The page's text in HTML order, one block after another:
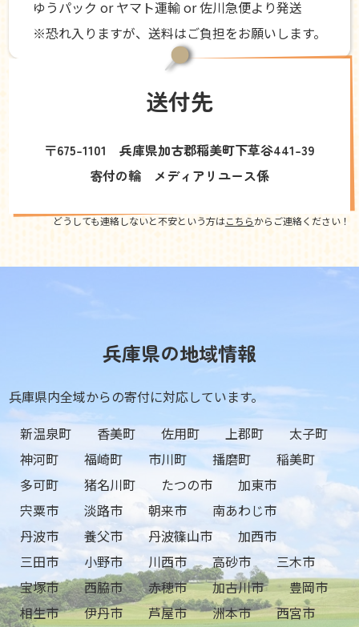
ゆうパック or ヤマト運輸 or 佐川急便より発送
※恐れ入りますが、送料はご負担をお願いします。
送付先
〒675-1101 兵庫県加古郡稲美町下草谷441-39
寄付の輪 メディアリユース係
どうしても連絡しないと不安という方はこちらからご連絡ください！
兵庫県の地域情報
兵庫県内全域からの寄付に対応しています。
新温泉町
香美町 佐用町 上郡町
太子町
神河町
福崎町 市川町 播磨町
稲美町
多可町
猪名川町 たつの市
加東市
宍粟市
淡路市 朝来市
南あわじ市
丹波市
養父市 丹波篠山市
加西市
三田市
小野市 川西市 高砂市
三木市
宝塚市
西脇市 赤穂市 加古川市
豊岡市
相生市
伊丹市 芦屋市 洲本市
西宮市